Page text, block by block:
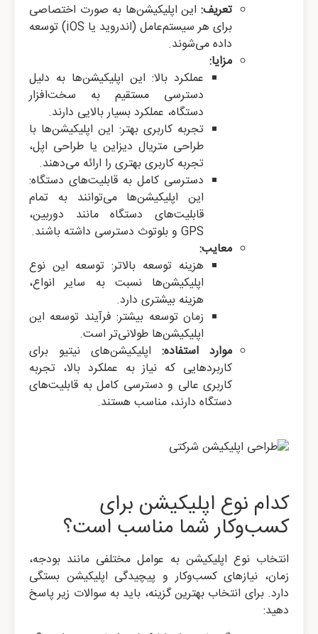
تعریف: این اپلیکیشن‌ها به صورت اختصاصی
برای هر سیستم‌عامل (اندروید یا iOS) توسعه
داده می‌شوند.
مزایا:
عملکرد بالا: این اپلیکیشن‌ها به دلیل
دسترسی مستقیم به سخت‌افزار
دستگاه، عملکرد بسیار بالایی دارند.
تجربه کاربری بهتر: این اپلیکیشن‌ها با
طراحی متریال دیزاین یا طراحی اپل،
تجربه کاربری بهتری را ارائه می‌دهند.
دسترسی کامل به قابلیت‌های دستگاه:
این اپلیکیشن‌ها می‌توانند به تمام
قابلیت‌های دستگاه مانند دوربین،
GPS و بلوتوث دسترسی داشته باشند.
معایب:
هزینه توسعه بالاتر: توسعه این نوع
اپلیکیشن‌ها نسبت به سایر انواع،
هزینه بیشتری دارد.
زمان توسعه بیشتر: فرآیند توسعه این
اپلیکیشن‌ها طولانی‌تر است.
موارد استفاده: اپلیکیشن‌های نیتیو برای
کاربردهایی که نیاز به عملکرد بالا، تجربه
کاربری عالی و دسترسی کامل به قابلیت‌های
دستگاه دارند، مناسب هستند.
کدام نوع اپلیکیشن برای
کسب‌وکار شما مناسب است؟
انتخاب نوع اپلیکیشن به عوامل مختلفی مانند بودجه،
زمان، نیازهای کسب‌وکار و پیچیدگی اپلیکیشن بستگی
دارد. برای انتخاب بهترین گزینه، باید به سوالات زیر پاسخ
دهید: